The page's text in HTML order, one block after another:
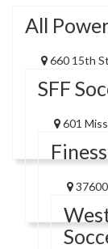
All
660 15th
SFF
601